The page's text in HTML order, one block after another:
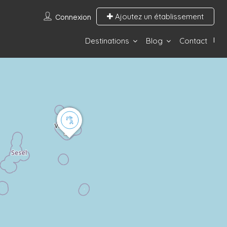
Connexion Ajoutez un établissement
Destinations Blog Contact